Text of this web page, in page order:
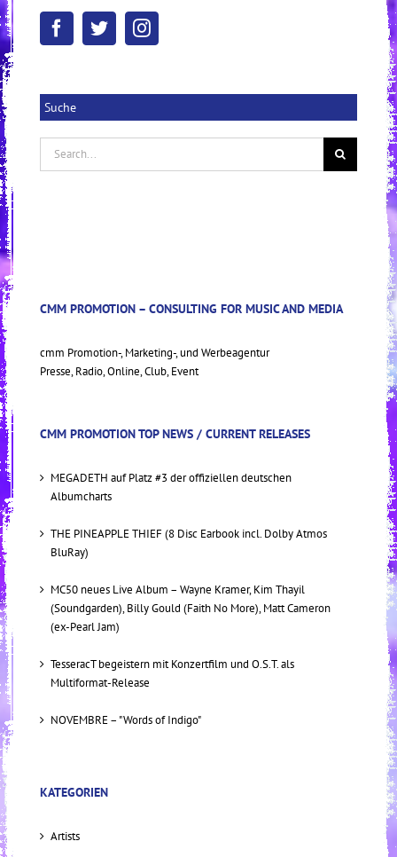
Suche
CMM PROMOTION – CONSULTING FOR MUSIC AND MEDIA
cmm Promotion-, Marketing-, und Werbeagentur
Presse, Radio, Online, Club, Event
CMM PROMOTION TOP NEWS / CURRENT RELEASES
MEGADETH auf Platz #3 der offiziellen deutschen
Albumcharts
THE PINEAPPLE THIEF (8 Disc Earbook incl. Dolby Atmos
BluRay)
MC50 neues Live Album – Wayne Kramer, Kim Thayil
(Soundgarden), Billy Gould (Faith No More), Matt Cameron
(ex-Pearl Jam)
TesseracT begeistern mit Konzertfilm und O.S.T. als
Multiformat-Release
NOVEMBRE – "Words of Indigo"
KATEGORIEN
Artists